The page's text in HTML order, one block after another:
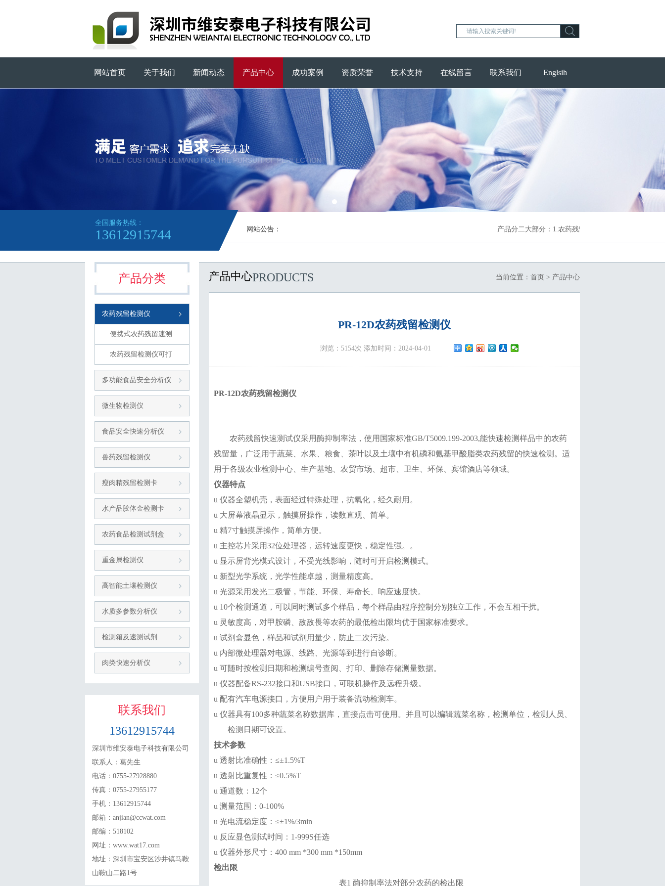
网站首页 关于我们 新闻动态 产品中心 成功案例 资质荣誉 技术支持 在线留言 联系我们 Englsih
全国服务热线：
13612915744 网站公告： 产品分二大部分：1.农药残留、食品安全检测仪设备，2.
产品分类
农药残留检测仪
便携式农药残留速测
仪
农药残留检测仪可打
多功能食品安全分析仪
微生物检测仪
食品安全快速分析仪
兽药残留检测仪
瘦肉精残留检测卡
水产品胶体金检测卡
农药食品检测试剂盒
重金属检测仪
高智能土壤检测仪
水质多参数分析仪
检测箱及速测试剂
肉类快速分析仪
联系我们
13612915744
深圳市维安泰电子科技有限公司
联系人：葛先生
电话：0755-27928880
传真：0755-27955177
手机：13612915744
邮箱：anjian@ccwat.com
邮编：518102
网址：www.wat17.com
地址：深圳市宝安区沙井镇马鞍
山鞍山二路1号
产品中心PRODUCTS 当前位置： 首页 > 产品中心
PR-12D农药残留检测仪
浏览：5154次 添加时间：2024-04-01
PR-12D农药残留检测仪
农药残留快速测试仪采用酶抑制率法，使用国家标准GB/T5009.199-2003,能快速检测样品中的农药
残留量，广泛用于蔬菜、水果、粮食、茶叶以及土壤中有机磷和氨基甲酸脂类农药残留的快速检测。适
用于各级农业检测中心、生产基地、农贸市场、超市、卫生、环保、宾馆酒店等领域。
仪器特点
u 仪器全塑机壳，表面经过特殊处理，抗氧化，经久耐用。
u 大屏幕液晶显示，触摸屏操作，读数直观、简单。
u 精7寸触摸屏操作，简单方便。
u 主控芯片采用32位处理器，运转速度更快，稳定性强。。
u 显示屏背光模式设计，不受光线影响，随时可开启检测模式。
u 新型光学系统，光学性能卓越，测量精度高。
u 光源采用发光二极管，节能、环保、寿命长、响应速度快。
u 10个检测通道，可以同时测试多个样品，每个样品由程序控制分别独立工作，不会互相干扰。
u 灵敏度高，对甲胺磷、敌敌畏等农药的最低检出限均优于国家标准要求。
u 试剂盒显色，样品和试剂用量少，防止二次污染。
u 内部微处理器对电源、线路、光源等到进行自诊断。
u 可随时按检测日期和检测编号查阅、打印、删除存储测量数据。
u 仪器配备RS-232接口和USB接口，可联机操作及远程升级。
u 配有汽车电源接口，方便用户用于装备流动检测车。
u 仪器具有100多种蔬菜名称数据库，直接点击可使用。并且可以编辑蔬菜名称， 检测单位，检测人员、
检测日期可设置。
技术参数
u 透射比准确性： ≤±1.5%T
u 透射比重复性： ≤0.5%T
u 通道数： 12个
u 测量范围：0-100%
u 光电流稳定度： ≤±1%/3min
u 反应显色测试时间：1-999S任选
u 仪器外形尺寸： 400 mm *300 mm *1 50mm
检出限
表1 酶抑制率法对部分农药的检出限